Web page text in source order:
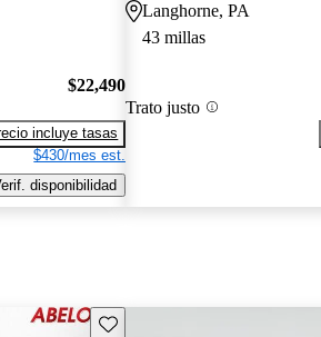
$22,490
incluye tasas
$430/mes est.
disponibilidad
Langhorne, PA
43 millas
Trato justo
Guarda este Aviso